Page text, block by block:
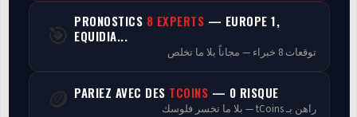
Programmes
🎯 PRONOSTICS 8 EXPERTS — EUROPE 1,
EQUIDIA...
توقعات 8 خبراء — مجاناً بلا ما تخلص
🪙 PARIEZ AVEC DES TCOINS — 0 RISQUE
راهن بـ tCoins — بلا ما تخسر فلوسك